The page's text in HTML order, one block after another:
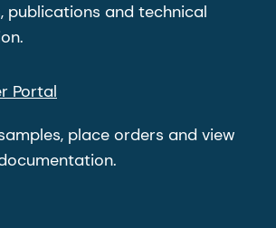
publications and technical
Portal
place orders and view